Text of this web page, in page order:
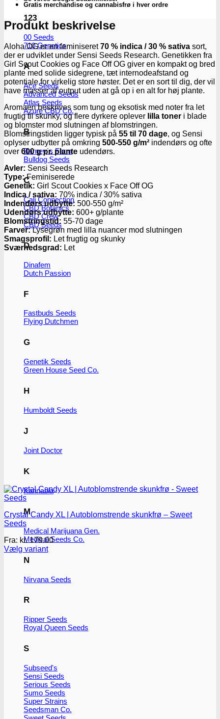
123
00 Seeds
710 Genetics
A
Ace Seeds
Advanced Seeds
Atlas Seeds
Azure CBD Co.
B
Barney´s Farm
Bulldog Seeds
C
Cali Connection
CBD Botanics
CBD Crew
CBD Seeds
D
Dinafem
Dutch Passion
F
Fastbuds Seeds
Flying Dutchmen
G
Genetik Seeds
Green House Seed Co.
H
Humboldt Seeds
J
Joint Doctor
K
Kannabia
M
Medical Marijuana Gen.
Medical Seeds Co.
N
Nirvana Seeds
R
Ripper Seeds
Royal Queen Seeds
S
Subseed's
Sensi Seeds
Serious Seeds
Sumo Seeds
Super Strains
Seedsman Co.
Seeds
Gratis merchandise og cannabisfrø i hver ordre
Produkt beskrivelse
Aloha OG er en feminiseret70 % indica / 30 % sativa sort,
der er udviklet under Sensi Seeds Research. Genetikken fra
Girl Scout Cookies og Face Off OG giver en kompakt og bred
plante med solide sidegrene, tæt internodeafstand og
potentiale for virkelig store høster. Det er en sort til dig, der vil
have masser af output uden at gå op i en alt for høj plante.
Aromaen beskrives som tung og eksotisk med noter fra let
frugtig til skunky, og flere dyrkere oplever lilla toner i blade
og blomster mod slutningen af blomstringen.
Blomstringstiden ligger typisk på 55 til 70 dage, og Sensi
oplyser udbytter på omkring 500-550 g/m² indendørs og ofte
over 600 g pr. plante udendørs.
Avler: Sensi Seeds Research
Type:Feminiserede
Genetik: Girl Scout Cookies x Face Off OG
Indica / sativa: 70% indica / 30% sativa
Indendørs udbytte: 500-550 g/m²
Udendørs udbytte: 600+ g/plante
Blomstringstid: 55-70 dage
Farver:Lysegrøn med lilla nuancer mod slutningen
Smagsprofil: Let frugtig og skunky
Sværhedsgrad: Let
Crystal Candy XL | Autoblomstrende skunkfrø – Sweet
Seeds
Fra: kr.179.00
Vælg variant
Mulighederne
vælges